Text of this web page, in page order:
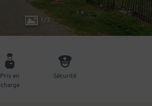
1/3
Pris en
charge
Sécurité